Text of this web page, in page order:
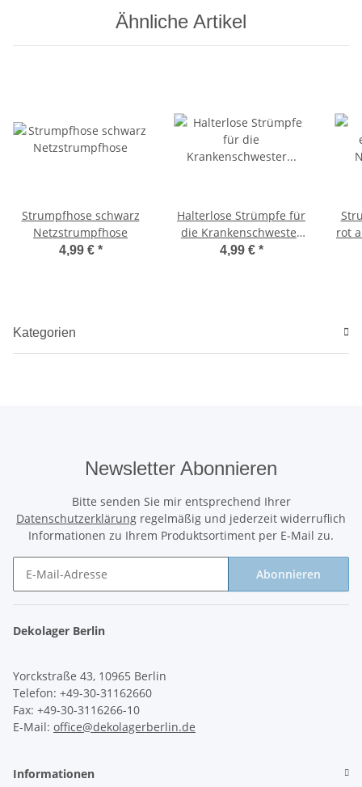
Ähnliche Artikel
Strumpfhose schwarz
Netzstrumpfhose
4,99 € *
Halterlose Strümpfe für
die Krankenschwester
weiss mit rotem Kreuz
4,99 € *
rot
Kategorien
Newsletter Abonnieren
Bitte senden Sie mir entsprechend Ihrer
Datenschutzerklärung regelmäßig und jederzeit widerruflich
Informationen zu Ihrem Produktsortiment per E-Mail zu.
Abonnieren
Dekolager Berlin
Yorckstraße 43, 10965 Berlin
Telefon: +49-30-31162660
Fax: +49-30-3116266-10
E-Mail: office@dekolagerberlin.de
Informationen